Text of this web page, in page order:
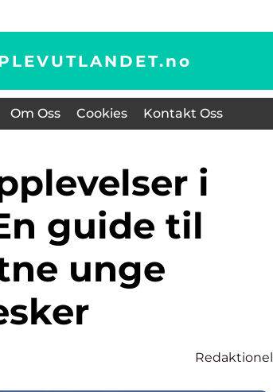
no
Om Oss Cookies Kontakt Oss
guide til
unge
Redaktionel